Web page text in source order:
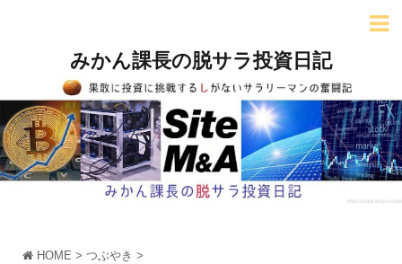
みかん課長の脱サラ投資日記
HOME > つぶやき >